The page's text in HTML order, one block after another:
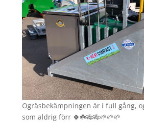
Ogräsbekämpningen är i full gång,
som aldrig förr 🍀☘️🎋🎋🌱🌱🌱